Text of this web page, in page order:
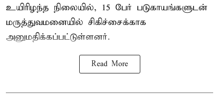
உயிரிழந்த நிலையில், 15 பேர் படுகாயங்களுடன்
மருத்துவமனையில் சிகிச்சைக்காக
அனுமதிக்கப்பட்டுள்ளனர்.
Read More